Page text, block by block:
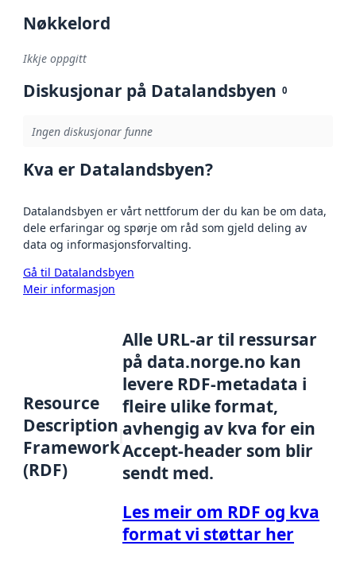
Nøkkelord
Ikkje oppgitt
Diskusjonar på Datalandsbyen 0
Ingen diskusjonar funne
Kva er Datalandsbyen?
Datalandsbyen er vårt nettforum der du kan be om data,
dele erfaringar og spørje om råd som gjeld deling av
data og informasjonsforvalting.
Gå til Datalandsbyen
Meir informasjon
Resource
Description
Framework
(RDF)
Alle URL-ar til ressursar
på data.norge.no kan
levere RDF-metadata i
fleire ulike format,
avhengig av kva for ein
Accept-header som blir
sendt med.
Les meir om RDF og kva
format vi støttar her